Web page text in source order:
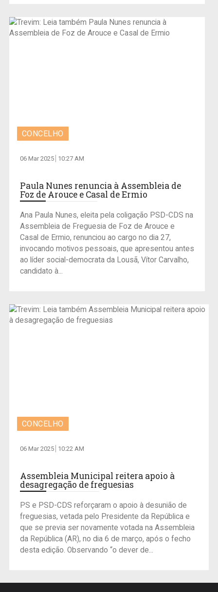
CONCELHO
06 Mar 2025 10:27 AM
Paula Nunes renuncia à Assembleia de
Foz de Arouce e Casal de Ermio
Ana Paula Nunes, eleita pela coligação PSD-CDS na
Assembleia de Freguesia de Foz de Arouce e
Casal de Ermio, renunciou ao cargo no dia 27,
invocando motivos pessoais, que apresentou antes
ao líder social-democrata da Lousã, Vítor Carvalho,
candidato à...
CONCELHO
06 Mar 2025 10:22 AM
Assembleia Municipal reitera apoio à
desagregação de freguesias
PS e PSD-CDS reforçaram o apoio à desunião de
freguesias, vetada pelo Presidente da República e
que se previa ser novamente votada na Assembleia
da República (AR), no dia 6 de março, após o fecho
desta edição. Observando “o dever de...